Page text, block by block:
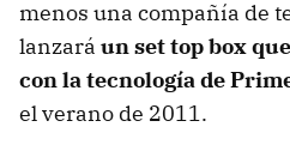
menos una compañía de
lanzará un set top box
con la tecnología de
el verano de 2011.